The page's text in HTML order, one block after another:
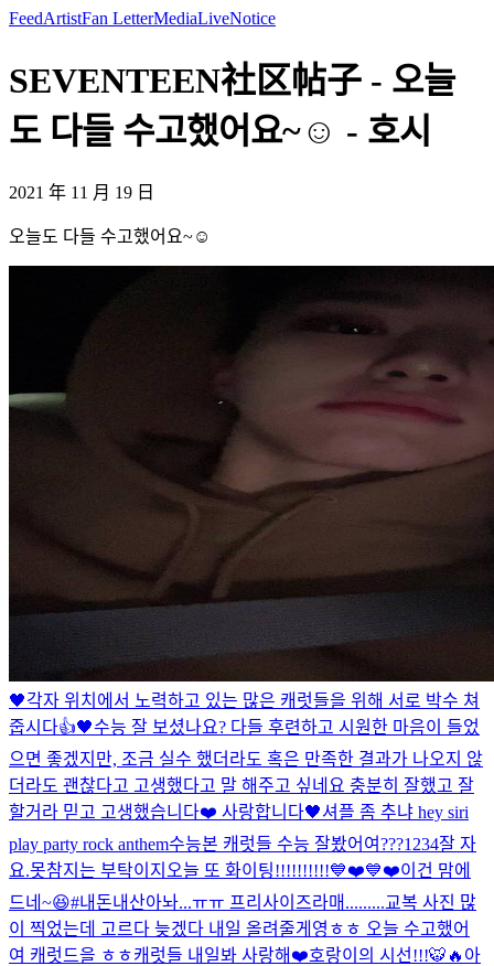
FeedArtistFan LetterMediaLiveNotice
SEVENTEEN社区帖子 - 오늘
도 다들 수고했어요~☺️ - 호시
2021 年 11 月 19 日
오늘도 다들 수고했어요~☺️
🖤각자 위치에서 노력하고 있는 많은 캐럿들을 위해 서로 박수 쳐
줍시다👍🖤수능 잘 보셨나요? 다들 후련하고 시원한 마음이 들었
으면 좋겠지만, 조금 실수 했더라도 혹은 만족한 결과가 나오지 않
더라도 괜찮다고 고생했다고 말 해주고 싶네요 충분히 잘했고 잘
할거라 믿고 고생했습니다❤️ 사랑합니다🖤셔플 좀 추냐 hey siri
play party rock anthem수능본 캐럿들 수능 잘봤어여???1234잘 자
요.못참지는 부탁이지 오늘 또 화이팅!!!!!!!!!!💙❤️💙❤️이건 맘에
드네~😆#내돈내산아놔...ㅠㅠ 프리사이즈라매.........교복 사진 많
이 찍었는데 고르다 늦겠다 내일 올려줄게영ㅎㅎ 오늘 수고했어
여 캐럿드을 ㅎㅎ캐럿들 내일봐 사랑해❤️호랑이의 시선!!!🐯🔥 아